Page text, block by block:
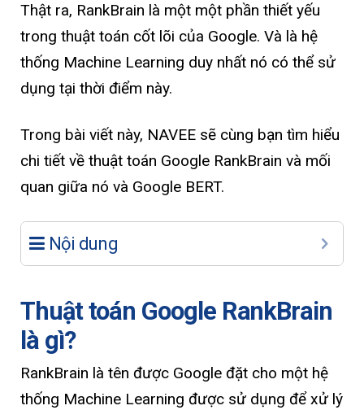
Thật ra, RankBrain là một một phần thiết yếu
trong thuật toán cốt lõi của Google. Và là hệ
thống Machine Learning duy nhất nó có thể sử
dụng tại thời điểm này.
Trong bài viết này, NAVEE sẽ cùng bạn tìm hiểu
chi tiết về thuật toán Google RankBrain và mối
quan giữa nó và Google BERT.
Nội dung
Thuật toán Google RankBrain
là gì?
RankBrain là tên được Google đặt cho một hệ
thống Machine Learning được sử dụng để xử lý